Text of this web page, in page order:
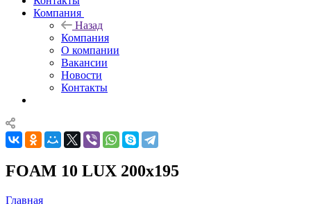
Компания
Назад
Компания
О компании
Вакансии
Новости
Контакты
FOAM 10 LUX 200x195
Главная